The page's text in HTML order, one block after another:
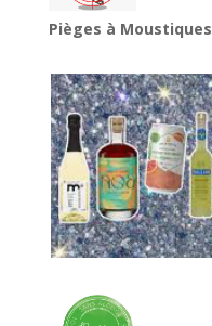
Pièges à Moustiques